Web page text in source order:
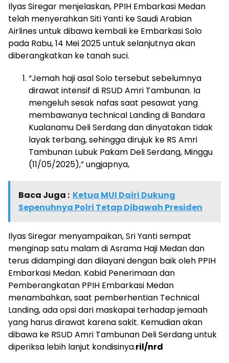
Ilyas Siregar menjelaskan, PPIH Embarkasi Medan
telah menyerahkan Siti Yanti ke Saudi Arabian
Airlines untuk dibawa kembali ke Embarkasi Solo
pada Rabu, 14 Mei 2025 untuk selanjutnya akan
diberangkatkan ke tanah suci.
“Jemah haji asal Solo tersebut sebelumnya
dirawat intensif di RSUD Amri Tambunan. Ia
mengeluh sesak nafas saat pesawat yang
membawanya technical Landing di Bandara
Kualanamu Deli Serdang dan dinyatakan tidak
layak terbang, sehingga dirujuk ke RS Amri
Tambunan Lubuk Pakam Deli Serdang, Minggu
(11/05/2025),” ungjapnya,
Baca Juga : Ketua MUI Dairi Dukung
Sepenuhnya Polri Tetap Dibawah Presiden
Ilyas Siregar menyampaikan, Sri Yanti sempat
menginap satu malam di Asrama Haji Medan dan
terus didampingi dan dilayani dengan baik oleh PPIH
Embarkasi Medan. Kabid Penerimaan dan
Pemberangkatan PPIH Embarkasi Medan
menambahkan, saat pemberhentian Technical
Landing, ada opsi dari maskapai terhadap jemaah
yang harus dirawat karena sakit. Kemudian akan
dibawa ke RSUD Amri Tambunan Deli Serdang untuk
diperiksa lebih lanjut kondisinya.ril/nrd